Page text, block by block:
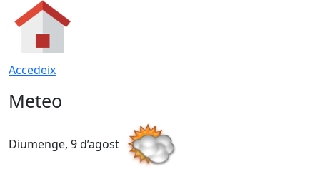
Accedeix
Meteo
Diumenge, 9 d’agost